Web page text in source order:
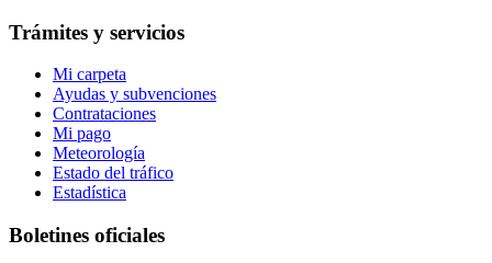
Trámites y servicios
Mi carpeta
Ayudas y subvenciones
Contrataciones
Mi pago
Meteorología
Estado del tráfico
Estadística
Boletines oficiales